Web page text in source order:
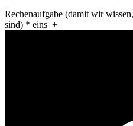
Rechenaufgabe (damit wir
sind) * eins +